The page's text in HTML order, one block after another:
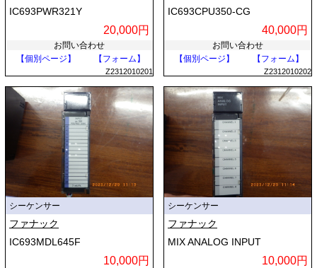
IC693PWR321Y
20,000円
お問い合わせ
【個別ページ】
【フォーム】
Z2312010201
IC693CPU350-CG
40,000円
お問い合わせ
【個別ページ】
【フォーム】
Z2312010202
シーケンサー
ファナック
IC693MDL645F
10,000円
シーケンサー
ファナック
MIX ANALOG INPUT
10,000円